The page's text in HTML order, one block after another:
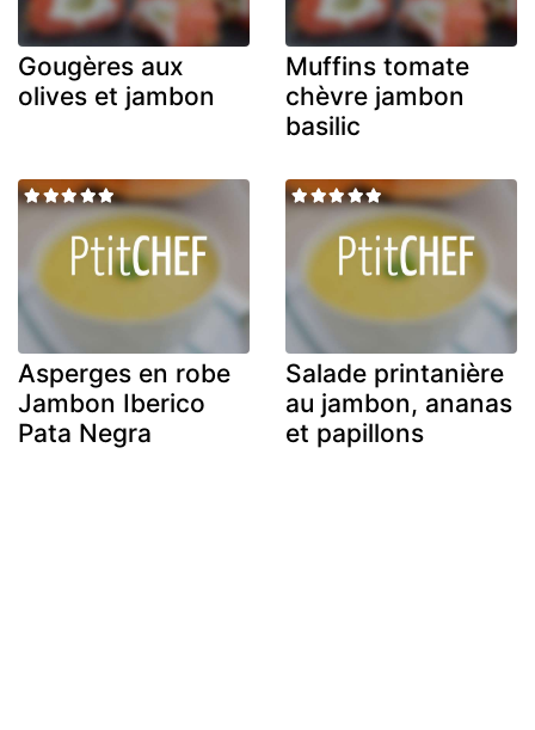
Gougères aux
olives et jambon
Muffins tomate
chèvre jambon
basilic
Asperges en robe
Jambon Iberico
Pata Negra
Salade printanière
au jambon, ananas
et papillons